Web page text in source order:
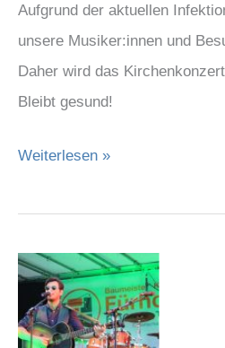
Aufgrund der aktuellen
unsere Musiker:innen und
Daher wird das
Bleibt gesund!
Weiterlesen »
Open
am